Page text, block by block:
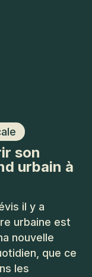
son
urbain à
il y a
urbaine est
nouvelle
que ce
les